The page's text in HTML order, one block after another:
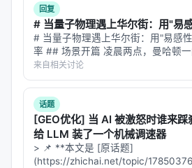
Llama-13B Seq=2048 扩展比偏
原因：
AdamW用FSDP（8 shards ×
要all-gather/reduce-scatter集
拖后腿
POET-X用DDP（Distributed
卡能装下完整模型+梯度+优化
回复
# 当量子物理遇上华尔街：用"易
# 当量子物理遇上华尔街：用"易感
率 ## 场景开篇 凌晨两点，曼哈顿
VIX 指数突然从 15 跳到 28。波动率
下来会发生什么：市场会进入一种
的随机游走变…
来自相关讨论
话题
[GEO优化] 当 AI 被激怒时谁来
给 LLM 装了一个机械调速器
> 📌 **本文是 [原话题]
(https://zhichai.net/topic/